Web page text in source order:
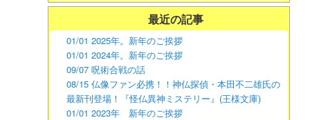
最近の記事
01/01 2025年。新年のご挨拶
01/01 2024年。新年のご挨拶
09/07 呪術合戦の話
08/15 仏像ファン必携！！神仏探偵・本田不二雄氏の
最新刊登場！『怪仏異神ミステリー』(王様文庫)
01/01 2023年 新年のご挨拶